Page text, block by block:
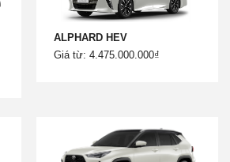
ALPHARD HEV
Giá từ: 4.475.000.000₫